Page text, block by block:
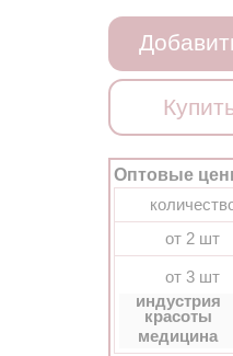
Оптовые
от 2 шт
от 3 шт
индустрия
красоты
медицина